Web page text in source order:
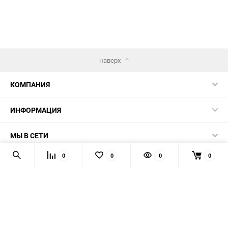
наверх
КОМПАНИЯ
ИНФОРМАЦИЯ
МЫ В СЕТИ
КОНТАКТЫ
0 0 0 0